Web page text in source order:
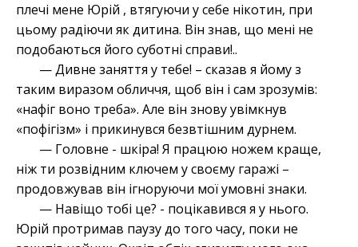
плечі мене Юрій , втягуючи у себе нікотин, при
цьому радіючи як дитина. Він знав, що мені не
подобаються його суботні справи!..
— Дивне заняття у тебе! – сказав я йому з
таким виразом обличчя, щоб він і сам зрозумів:
«нафіг воно треба». Але він знову увімкнув
«пофігізм» і прикинувся безвтішним дурнем.
— Головне - шкіра! Я працюю ножем краще,
ніж ти розвідним ключем у своєму гаражі –
продовжував він ігноруючи мої умовні знаки.
— Навіщо тобі це? - поцікавився я у нього.
Юрій протримав паузу до того часу, поки не